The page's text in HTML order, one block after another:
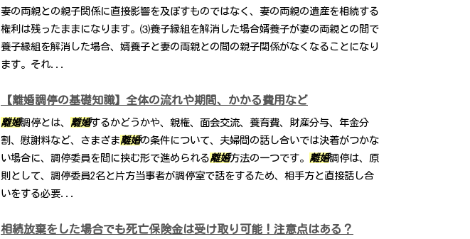
妻の両親との親子関係に直接影響を及ぼすものではなく、妻の両親の遺産を相続する
権利は残ったままになります。⑶養子縁組を解消した場合婿養子が妻の両親との間で
養子縁組を解消した場合、婿養子と妻の両親との間の親子関係がなくなることになり
ます。それ...
【離婚調停の基礎知識】全体の流れや期間、かかる費用など
離婚調停とは、 離婚するかどうかや、親権、面会交流、養育費、財産分与、年金分
割、慰謝料など、さまざま離婚の条件について、夫婦間の話し合いでは決着がつかな
い場合に、調停委員を間に挟む形で進められる離婚方法の一つです。 離婚調停は、原
則として、調停委員2名と片方当事者が調停室で話をするため、相手方と直接話し合
いをする必要...
相続放棄をした場合でも死亡保険金は受け取り可能！注意点はある？